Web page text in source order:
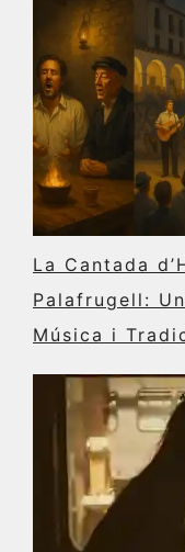
La Cantada
Palafrugell:
Música i